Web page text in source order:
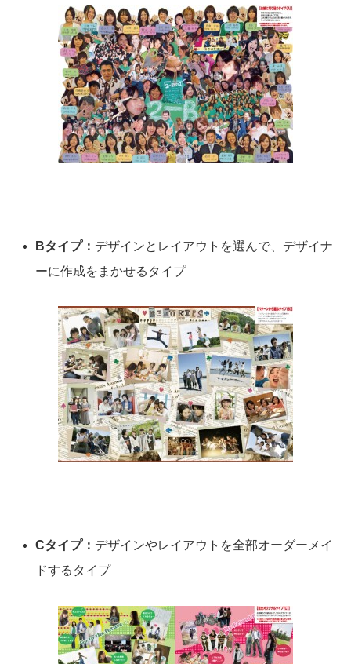
Bタイプ： デザインとレイアウトを選んで、デザイナ
ーに作成をまかせるタイプ
Cタイプ： デザインやレイアウトを全部オーダーメイ
ドするタイプ